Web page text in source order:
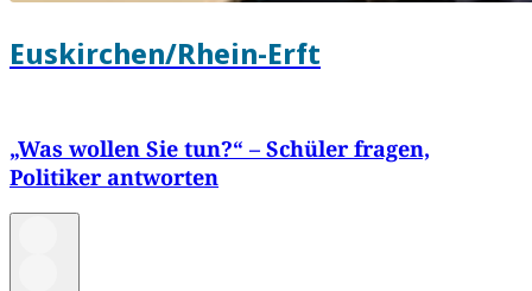
Euskirchen/Rhein-Erft
„Was wollen Sie tun?“ – Schüler fragen,
Politiker antworten